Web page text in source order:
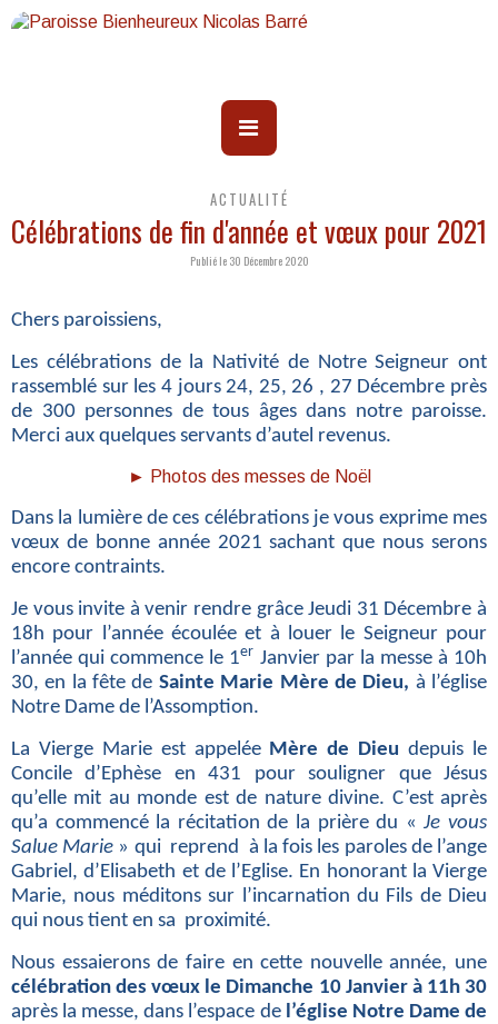
ACTUALITÉ
Célébrations de fin d'année et vœux pour 2021
Publié le 30 Décembre 2020
Chers paroissiens,
Les célébrations de la Nativité de Notre Seigneur ont
rassemblé sur les 4 jours 24, 25, 26 , 27 Décembre près
de 300 personnes de tous âges dans notre paroisse.
Merci aux quelques servants d’autel revenus.
► Photos des messes de Noël
Dans la lumière de ces célébrations je vous exprime mes
vœux de bonne année2021 sachant que nous serons
encore contraints.
Je vous invite à venir rendre grâce Jeudi 31 Décembre à
18h pour l’année écoulée et à louer le Seigneur pour
l’année qui commence le 1er Janvier par la messe à 10h
30,en la fête de Sainte Marie Mère de Dieu, à l’église
Notre Dame de l’Assomption.
La Vierge Marie est appelée Mère de Dieu depuis le
Concile d’Ephèse en 431 pour souligner que Jésus
qu’elle mit au monde est de nature divine. C’est après
qu’a commencé la récitation de la prière du «Je vous
Salue Marie » qui reprend à la fois les paroles de l’ange
Gabriel, d’Elisabeth et de l’Eglise. En honorant la Vierge
Marie, nous méditons sur l’incarnation du Fils de Dieu
qui nous tient en sa proximité.
Nous essaierons de faire en cette nouvelle année, une
célébration des vœux le Dimanche 10 Janvier à 11h 30
après la messe, dans l’espace de l’église Notre Dame de